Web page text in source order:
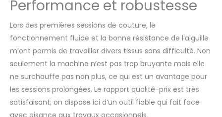
Performance et robustesse
Lors des premières sessions de couture, le
fonctionnement fluide et la bonne résistance de l’aiguille
m’ont permis de travailler divers tissus sans difficulté. Non
seulement la machine n’est pas trop bruyante mais elle
ne surchauffe pas non plus, ce qui est un avantage pour
les sessions prolongées. Le rapport qualité-prix est très
satisfaisant; on dispose ici d’un outil fiable qui fait face
avec aisance aux travaux occasionnels.